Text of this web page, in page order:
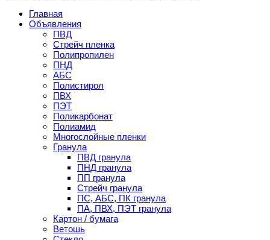
Главная
Объявления
ПВД
Стрейч пленка
Полипропилен
ПНД
АБС
Полистирол
ПВХ
ПЭТ
Поликарбонат
Полиамид
Многослойные пленки
Гранула
ПВД гранула
ПНД гранула
ПП гранула
Стрейч гранула
ПС, АБС, ПК гранула
ПА, ПВХ, ПЭТ гранула
Картон / бумага
Ветошь